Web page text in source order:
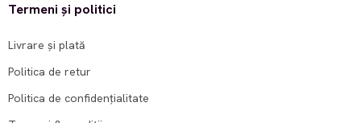
Termeni și politici
Livrare și plată
Politica de retur
Politica de confidențialitate